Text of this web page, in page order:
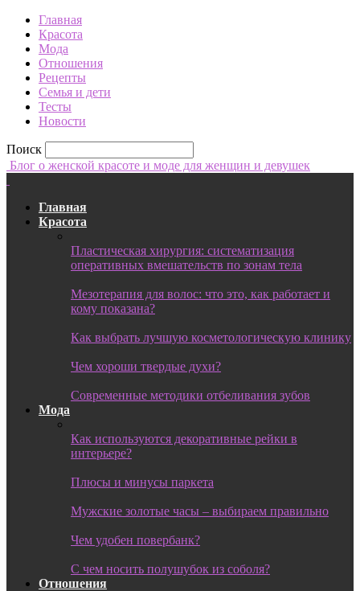
Главная
Красота
Мода
Отношения
Рецепты
Семья и дети
Тесты
Новости
Поиск
Блог о женской красоте и моде для женщин и девушек
Главная
Красота
Пластическая хирургия: систематизация
оперативных вмешательств по зонам тела
Мезотерапия для волос: что это, как работает и
кому показана?
Как выбрать лучшую косметологическую клинику
Чем хороши твердые духи?
Современные методики отбеливания зубов
Мода
Как используются декоративные рейки в
интерьере?
Плюсы и минусы паркета
Мужские золотые часы – выбираем правильно
Чем удобен повербанк?
С чем носить полушубок из соболя?
Отношения